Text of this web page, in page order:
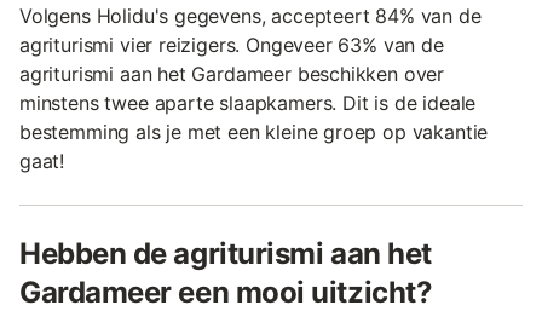
Volgens Holidu's gegevens, accepteert 84% van de
agriturismi vier reizigers. Ongeveer 63% van de
agriturismi aan het Gardameer beschikken over
minstens twee aparte slaapkamers. Dit is de ideale
bestemming als je met een kleine groep op vakantie
gaat!
Hebben de agriturismi aan het
Gardameer een mooi uitzicht?